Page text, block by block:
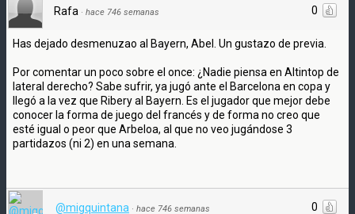
0
Rafa · hace 746 semanas
Has dejado desmenuzao al Bayern, Abel. Un gustazo de previa.
Por comentar un poco sobre el once: ¿Nadie piensa en Altintop de
lateral derecho? Sabe sufrir, ya jugó ante el Barcelona en copa y
llegó a la vez que Ribery al Bayern. Es el jugador que mejor debe
conocer la forma de juego del francés y de forma no creo que
esté igual o peor que Arbeloa, al que no veo jugándose 3
partidazos (ni 2) en una semana.
0
@migquintana · hace 746 semanas